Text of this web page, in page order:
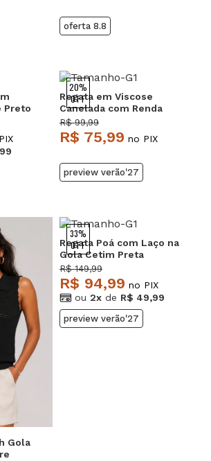
oferta 8.8
Preto
20%
OFF
Regata em Viscose
Canelada com Renda
Branca Salvatore
R$ 99,99
R$ 75,99 no PIX
preview verão'27
Gola
33%
OFF
Regata Poá com Laço na
Gola Cetim Preta
Salvatore
R$ 149,99
R$ 94,99 no PIX
ou 2x de R$ 49,99
preview verão'27